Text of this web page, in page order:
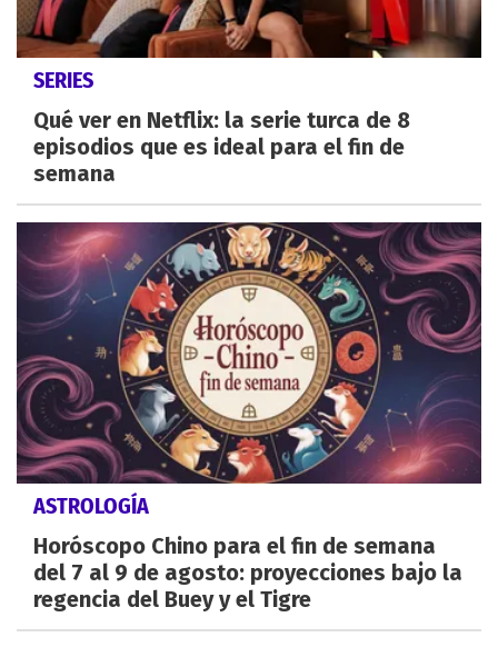
SERIES
Qué ver en Netflix: la serie turca de 8
episodios que es ideal para el fin de
semana
ASTROLOGÍA
Horóscopo Chino para el fin de semana
del 7 al 9 de agosto: proyecciones bajo la
regencia del Buey y el Tigre